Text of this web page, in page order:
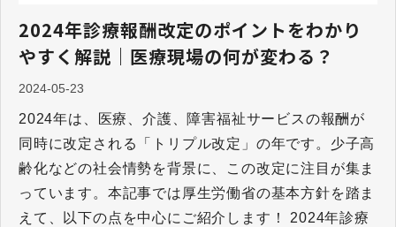
2024年診療報酬改定のポイントをわかり
やすく解説｜医療現場の何が変わる？
2024-05-23
2024年は、医療、介護、障害福祉サービスの報酬が
同時に改定される「トリプル改定」の年です。少子高
齢化などの社会情勢を背景に、この改定に注目が集ま
っています。本記事では厚生労働省の基本方針を踏ま
えて、以下の点を中心にご紹介します！ 2024年診療